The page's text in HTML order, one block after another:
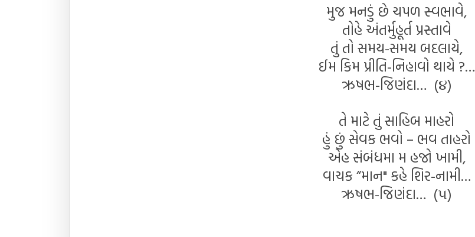
મુજ મનડું છે ચપળ સ્વભાવે,
તોહે અંતર્મુહૂર્ત પ્રસ્તાવે
તું તો સમય-સમય બદલાયે,
ઈમ કિમ પ્રીતિ-નિહાવો થાયે ?…
ઋષભ-જિણંદા… (૪)
તે માટે તું સાહિબ માહરો
હું છું સેવક ભવો – ભવ તાહરો
એહ સંબંધમા મ હજો ખામી,
વાચક “માન" કહે શિર-નામી…
ઋષભ-જિણંદા… (૫)